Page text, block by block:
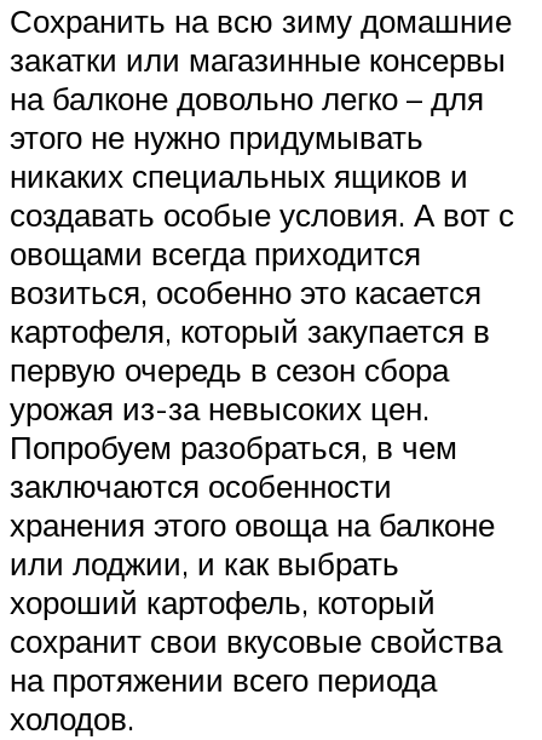
Сохранить на всю зиму домашние
закатки или магазинные консервы
на балконе довольно легко – для
этого не нужно придумывать
никаких специальных ящиков и
создавать особые условия. А вот с
овощами всегда приходится
возиться, особенно это касается
картофеля, который закупается в
первую очередь в сезон сбора
урожая из-за невысоких цен.
Попробуем разобраться, в чем
заключаются особенности
хранения этого овоща на балконе
или лоджии, и как выбрать
хороший картофель, который
сохранит свои вкусовые свойства
на протяжении всего периода
холодов.